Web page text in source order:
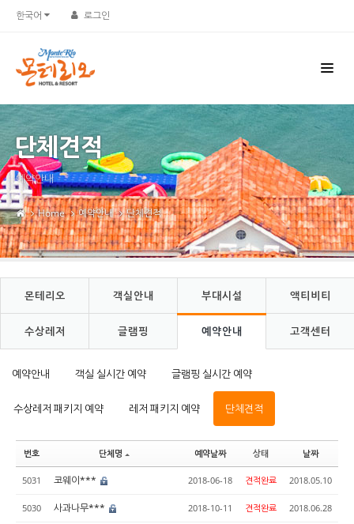
한국어 로그인
단체견적
예약안내
Home 예약안내 단체견적
몬테리오 객실안내 부대시설 액티비티
수상레저 글램핑 예약안내 고객센터
예약안내 객실 실시간 예약 글램핑 실시간 예약
수상레저 패키지 예약 레저 패키지 예약 단체견적
번호 단체명 예약날짜 상태 날짜
5031 코웨이*** 2018-06-18 견적완료 2018.05.10
5030 사과나무*** 2018-10-11 견적완료 2018.06.28
Sketchbook5, 스케치북5